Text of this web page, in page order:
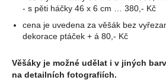
- s pěti háčky 46 x 6 cm … 380,- Kč
cena je uvedena za věšák bez
dekorace ptáček + á 80,- Kč
Věšáky je možné udělat i v jiných
na detailních fotografiích.